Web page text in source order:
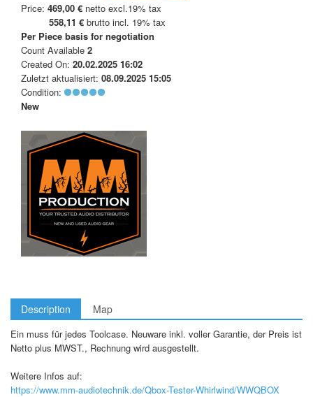
Price: 469,00 € netto excl.19% tax
558,11 € brutto incl. 19% tax
Per Piece basis for negotiation
Count Available 2
Created On: 20.02.2025 16:02
Zuletzt aktualisiert: 08.09.2025 15:05
Condition:
New
Description Map
Ein muss für jedes Toolcase. Neuware inkl. voller Garantie, der Preis ist
Netto plus MWST., Rechnung wird ausgestellt.
Weitere Infos auf:
https://www.mm-audiotechnik.de/Qbox-Tester-Whirlwind/WWQBOX